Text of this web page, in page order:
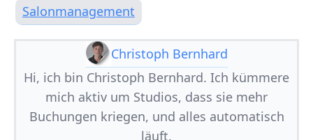
Salonmanagement
Christoph Bernhard
Hi, ich bin Christoph Bernhard. Ich kümmere
mich aktiv um Studios, dass sie mehr
Buchungen kriegen, und alles automatisch
läuft.